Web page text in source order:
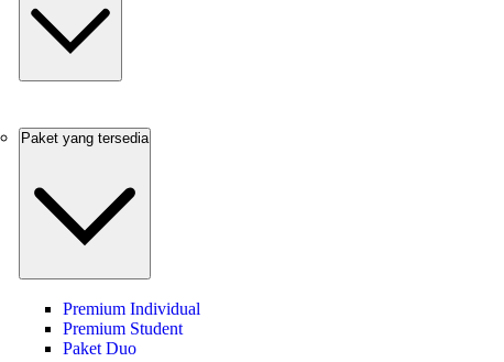
Paket yang tersedia
Premium Individual
Premium Student
Paket Duo